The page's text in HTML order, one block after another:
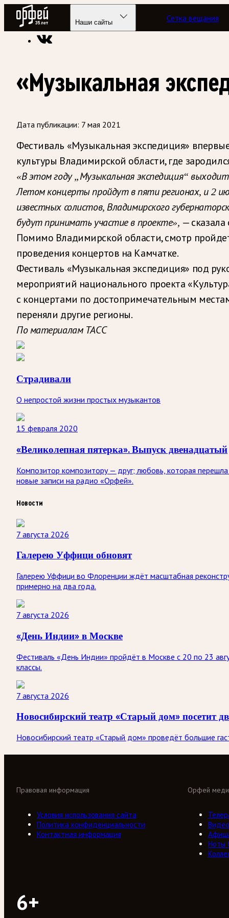
Радио Орфей
Наши сайты Сетка вещания
Радио классической музыки «Орфей» Новости
«Музыкальная
Дата публикации: 7 мая 2021
Фестиваль «Музыкальная экспедиция»
культуры Владимирской области, где
«В этом году „Музыкальная экспедиция“
Летом концерты пройдут в пяти регионах, и 2
известных солистов, Владимирского
будут принимать участие в проекте», — сказала
Помимо Владимирской области, смотр
проведения концертов на Камчатке.
Фестиваль «Музыкальная экспедиция» под
мероприятий национального проекта
с концертами по достопримечательным
переняли другие регионы.
По материалам ТАСС
Страдивали
О непростой жизни простых музыкантов
15 февраля 2020
«Великолепная пятерка». Выпуск двенадцатый
Композитор композитору — друг; любовь, которая
новые записи на радио «Орфей».
Новости
7 августа 2026
Галерею Уффици обновят
Галерею Уффици во Флоренции ждёт масштабная
примерно на два года.
7 августа 2026
«День Индии» в Москве
Фестиваль «День Индии» пройдёт в Москве с 20 по 23
классы.
7 августа 2026
Новосибирский театр «Старый дом» посетит
Новосибирский театр «Старый дом» проведёт большие
Орфей
Ноты
Правовая информация
Условия использования сайта
Политика конфиденциальности
Контактная информация
6+